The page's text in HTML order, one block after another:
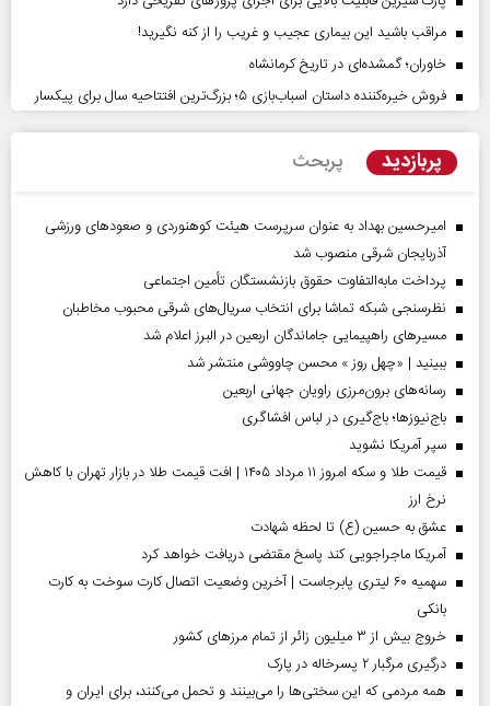
مراقب باشید این بیماری عجیب و غریب را از کنه نگیرید!
خاوران؛ گمشده‌ای در تاریخ کرمانشاه
فروش خیره‌کننده داستان اسباب‌بازی ۵؛ بزرگ‌ترین افتتاحیه سال برای پیکسار
پربازدید پربحث
امیرحسین بهداد به عنوان سرپرست هیئت کوهنوردی و صعودهای ورزشی
آذربایجان شرقی منصوب شد
پرداخت مابه‌التفاوت حقوق بازنشستگان تأمین اجتماعی
نظرسنجی شبکه تماشا برای انتخاب سریال‌های شرقی محبوب مخاطبان
مسیر‌های راهپیمایی جاماندگان اربعین در البرز اعلام شد
ببینید | «چهل روز » محسن چاووشی منتشر شد
رسانه‌های برون‌مرزی راویان جهانی اربعین
باج‌نیوزها؛ باج‌گیری در لباس افشاگری
سپر آمریکا نشوید
قیمت طلا و سکه امروز ۱۱ مرداد ۱۴۰۵ | افت قیمت طلا در بازار تهران با کاهش
نرخ ارز
عشق به حسین (ع) تا لحظه شهادت
آمریکا ماجراجویی کند پاسخ مقتضی دریافت خواهد کرد
سهمیه ۶۰ لیتری پابرجاست | آخرین وضعیت اتصال کارت سوخت به کارت
بانکی
خروج بیش از ۳ میلیون زائر از تمام مرز‌های کشور
درگیری مرگبار ۲ پسرخاله در پارک
همه مردمی که این سختی‌ها را می‌بینند و تحمل می‌کنند، برای ایران و